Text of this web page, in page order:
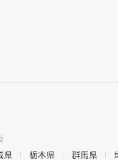
県
栃木県 群馬県